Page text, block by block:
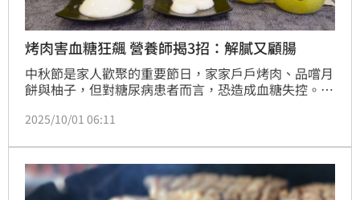
烤肉害血糖狂飆 營養師揭3招：解膩又顧腸
中秋節是家人歡聚的重要節日，家家戶戶烤肉、品嚐月
餅與柚子，但對糖尿病患者而言，恐造成血糖失控。中
妙招，例如慎選烤肉食材，以瘦肉、海鮮取代肥肉和加
柚子。
2025/10/01 06:11